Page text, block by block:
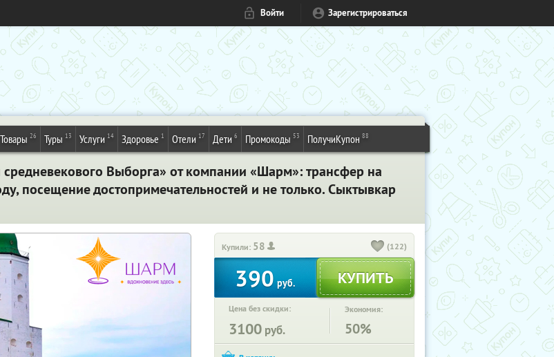
Войти Зарегистрироваться
Товары 26 Туры 13 Услуги 14 Здоровье 1 Отели 17 Дети 6 Промокоды 53 ПолучиКупон 88
Выборга» от компании «Шарм»: трансфер на
посещение достопримечательностей и не только. Сыктывкар
Купили: 58 (122)
390 руб.
Цена без скидки:
3100 руб.
Экономия:
50%